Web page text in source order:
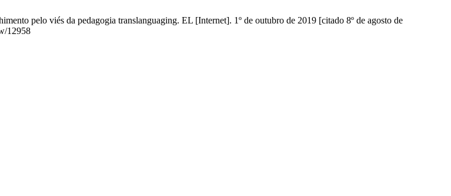
pelo viés da pedagogia translanguaging. EL [Internet]. 1º de outubro de 2019 [citado 8º de agosto de
12958